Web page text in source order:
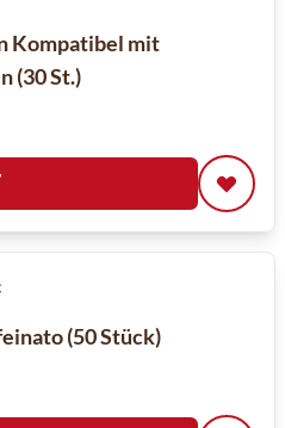
Kompatibel mit
(30 St.)
(50 Stück)